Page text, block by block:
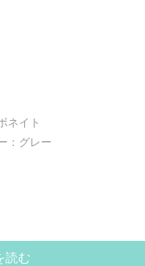
ネイト
：グレー
読む